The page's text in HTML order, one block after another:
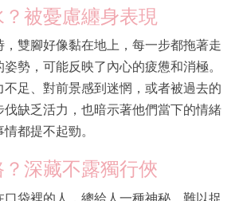
被憂慮纏身表現
雙腳好像黏在地上，每一步都拖著走
勢，可能反映了內心的疲憊和消極。
足、對前景感到迷惘，或者被過去的
伐缺乏活力，也暗示著他們當下的情緒
都提不起勁。
深藏不露獨行俠
袋裡的人，總給人一種神秘、難以捉